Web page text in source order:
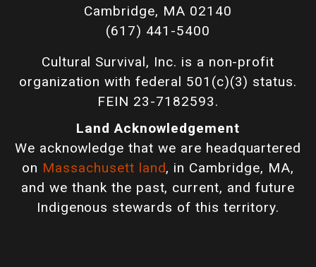
Cambridge, MA 02140
(617) 441-5400
Cultural Survival, Inc. is a non-profit
organization with federal 501(c)(3) status.
FEIN 23-7182593.
Land Acknowledgement
We acknowledge that we are headquartered
on Massachusett land, in Cambridge, MA,
and we thank the past, current, and future
Indigenous stewards of this territory.